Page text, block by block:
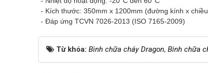
- Kích thước: 350mm x 1200mm (đường kính x
- Đáp ứng TCVN 7026-2013 (ISO 7165-2009)
Từ khóa: Bình chữa cháy Dragon, Bình chữa